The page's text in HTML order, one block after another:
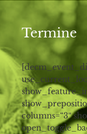
Termine
columns=“3″